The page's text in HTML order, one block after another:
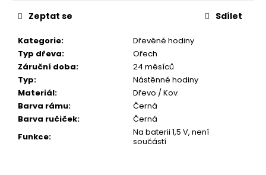
Kategorie:
Dřevěné hodiny
Typ dřeva:
Ořech
Záruční doba:
24 měsíců
Typ:
Nástěnné hodiny
Materiál:
Dřevo / Kov
Barva rámu:
Černá
Barva ručiček:
Černá
Funkce:
Na baterii 1,5 V, není
součástí
Zeptat se Sdílet
D
o
o
u